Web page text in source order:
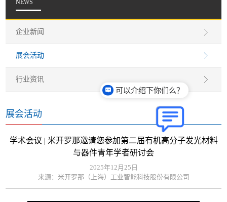
NEWS
企业新闻
展会活动
行业资讯
展会活动
学术会议 | 米开罗那邀请您参加第二届有机高分子发光材料
与器件青年学者研讨会
2025年12月25日
来源：米开罗那（上海）工业智能科技股份有限公司
你们是怎么收费的呢？